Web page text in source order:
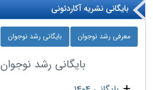
بایگانی نشریه آکاردئونی
معرفی رشد نوجوان بایگانی رشد نوجوان
بایگانی رشد نوجوان